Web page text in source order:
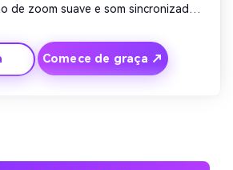
de zoom suave e som sincronizado
Terminar com seu logotipo
no foco central.
Comece de graça ↗